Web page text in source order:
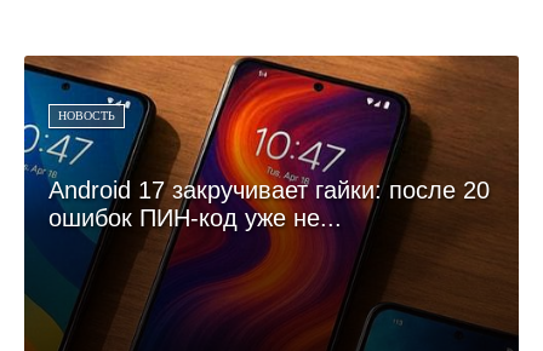
НОВОСТЬ
Android 17 закручивает гайки: после 20
ошибок ПИН-код уже не...